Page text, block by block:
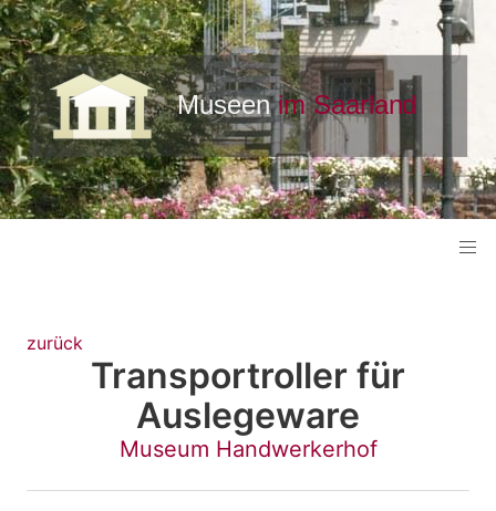
zurück
Transportroller für
Auslegeware
Museum Handwerkerhof